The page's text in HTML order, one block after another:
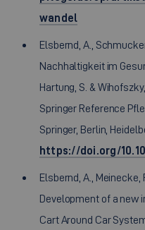
wandel
Elsbernd, A.,
Nachhaltigkeit im
Hartung, S. &
Springer Reference
Springer, Berlin,
https://doi.org/
Elsbernd, A., Meinecke,
Development of a new
Cart Around Car